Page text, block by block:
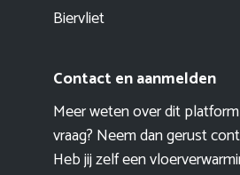
Biervliet
Contact en aanmelden
Meer weten over dit
vraag? Neem dan gerust
Heb jij zelf een